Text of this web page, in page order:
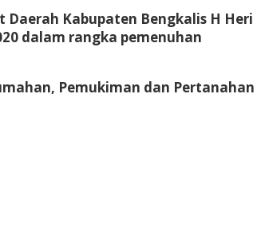
Kabupaten Bengkalis H Heri
dalam rangka pemenuhan
Pemukiman dan Pertanahan